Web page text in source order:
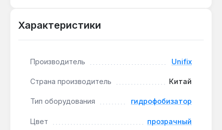
материала — прозрачный состав не меняет
подходит для бетона, кирпича, гипсовых
камня.
конструкций, подверженных атмосферным
Характеристики
Производитель Unifix
Страна производитель Китай
Тип оборудования гидрофобизатор
Цвет прозрачный